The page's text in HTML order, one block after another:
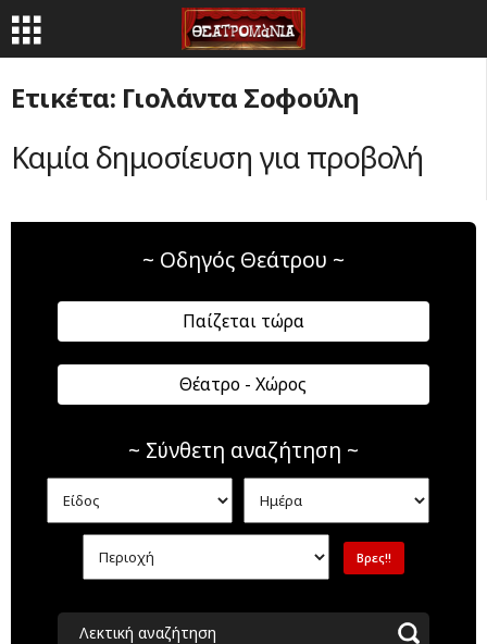
Ετικέτα: Γιολάντα Σοφούλη
Καμία δημοσίευση για προβολή
~ Οδηγός Θεάτρου ~
Παίζεται τώρα
Θέατρο - Χώρος
~ Σύνθετη αναζήτηση ~
Λεκτική αναζήτηση